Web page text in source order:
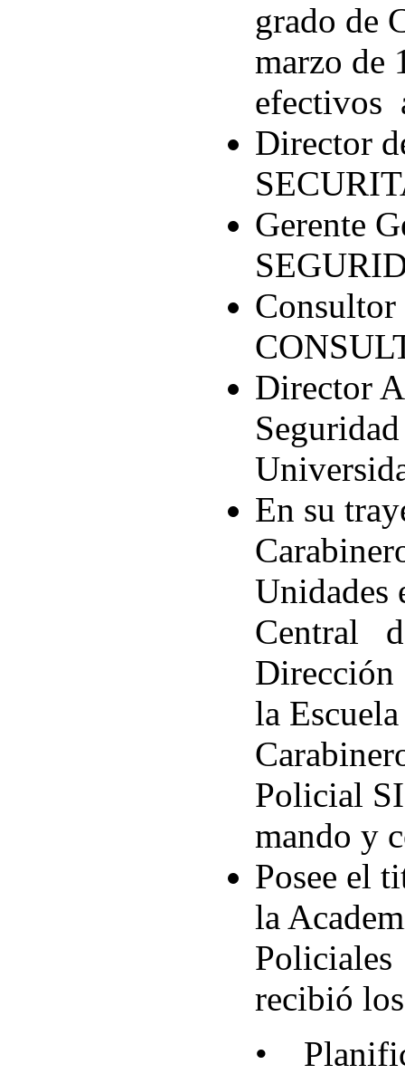
grado de
marzo de
efectivos
Director
Gerente
Consultor
Director
En su
Unidades
Central
la
Policial
mando y
Posee el
la
recibió
•